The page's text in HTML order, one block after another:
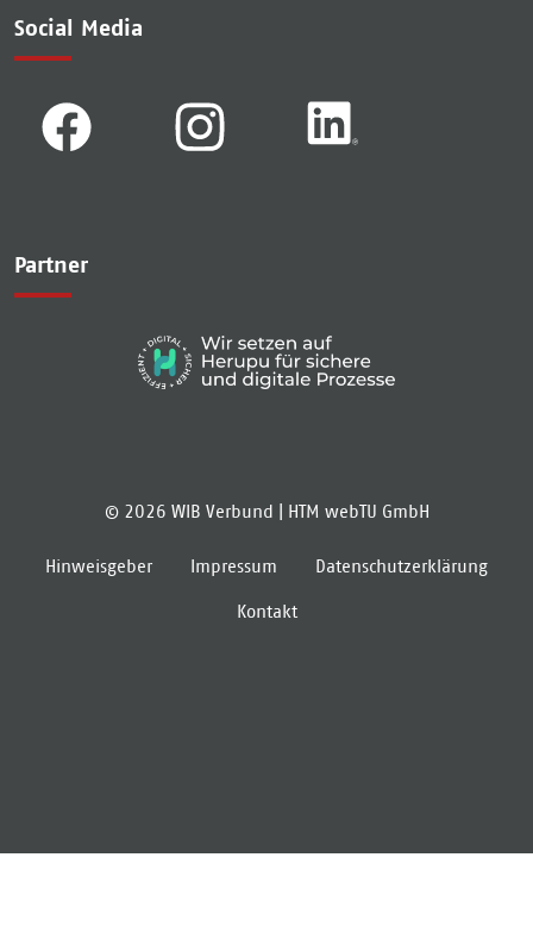
Social Media
Partner
© 2026 WIB Verbund | HTM webTU GmbH
Hinweisgeber Impressum Datenschutzerklärung
Kontakt